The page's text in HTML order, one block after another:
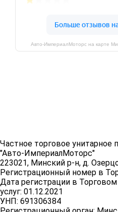
Авто-ИмпериалМоторс на карте
Частное торговое унитарное
"Авто-ИмпериалМоторс"
223021, Минский р-н, д.
Регистрационный номер в
Дата регистрации в
услуг: 01.12.2021
УНП: 691306384